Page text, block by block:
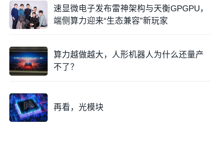
速显微电子发布雷神架构与天衡GPGPU，
端侧算力迎来“生态兼容”新玩家
算力越做越大，人形机器人为什么还量产
不了？
再看，光模块